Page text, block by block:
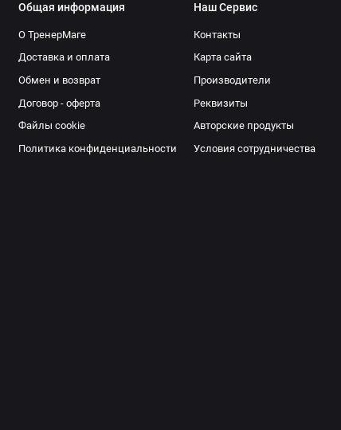
Общая информация
О ТренерМаге
Доставка и оплата
Обмен и возврат
Договор - оферта
Файлы cookie
Политика конфиденциальности
Наш Сервис
Контакты
Карта сайта
Производители
Реквизиты
Авторские продукты
Условия сотрудничества